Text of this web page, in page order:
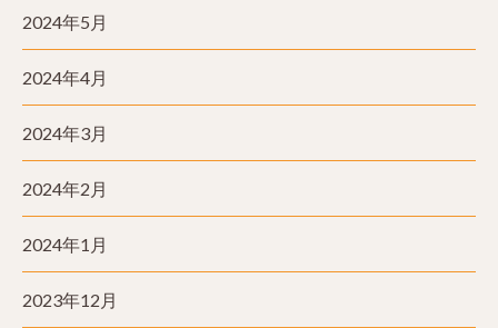
2024年5月
2024年4月
2024年3月
2024年2月
2024年1月
2023年12月